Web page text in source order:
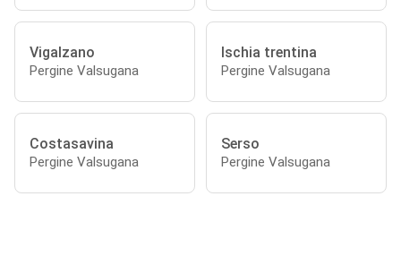
Vigalzano
Pergine Valsugana
Ischia trentina
Pergine Valsugana
Costasavina
Pergine Valsugana
Serso
Pergine Valsugana